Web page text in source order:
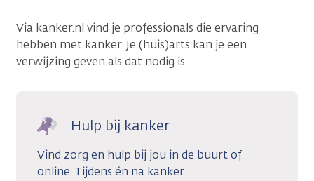
Via kanker.nl vind je professionals die ervaring
hebben met kanker. Je (huis)arts kan je een
verwijzing geven als dat nodig is.
Hulp bij kanker
Vind zorg en hulp bij jou in de buurt of
online. Tijdens én na kanker.